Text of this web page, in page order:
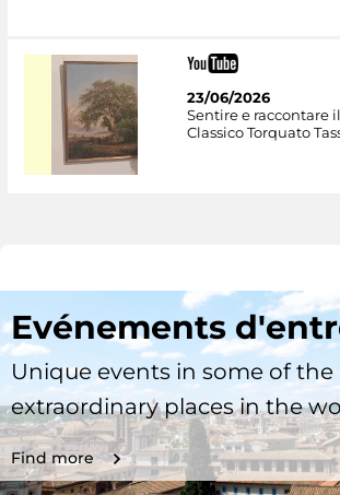
23/06/2026
Sentire e raccontare
Classico Torquato
Evénements
Unique events in some of
extraordinary places in the
Find more